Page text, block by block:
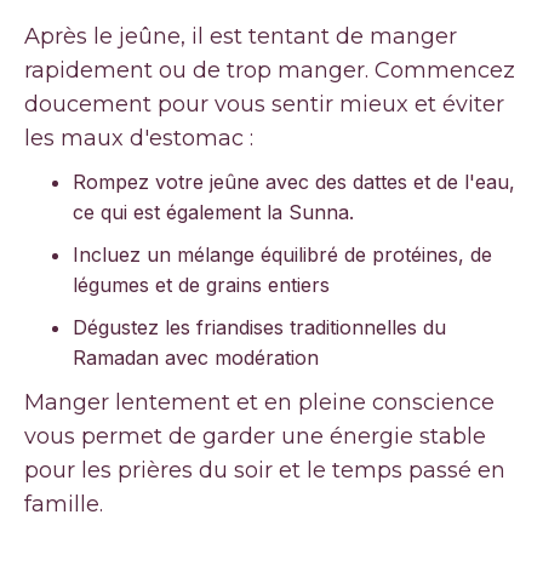
Après le jeûne, il est tentant de manger
rapidement ou de trop manger. Commencez
doucement pour vous sentir mieux et éviter
les maux d'estomac :
Rompez votre jeûne avec des dattes et de l'eau,
ce qui est également la Sunna.
Incluez un mélange équilibré de protéines, de
légumes et de grains entiers
Dégustez les friandises traditionnelles du
Ramadan avec modération
Manger lentement et en pleine conscience
vous permet de garder une énergie stable
pour les prières du soir et le temps passé en
famille.